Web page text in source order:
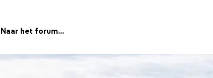
Naar het forum...